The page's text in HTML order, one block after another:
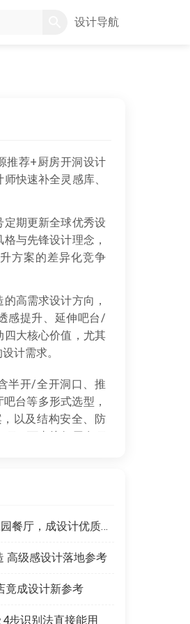
设计导航
推荐+厨房开洞设计
快速补全灵感库、
期更新全球优秀设
与先锋设计理念，
方案的差异化竞争
高需求设计方向，
感提升、延伸吧台/
大核心价值，尤其
计需求。
半开/全开洞口、推
台等多形式选型，
以及结构安全、防
，可直接复用在项
工业红砖造12000㎡高端庄园餐厅，成设计优质范本
高级感设计落地参考
竟成设计新参考
步识别法直接能用